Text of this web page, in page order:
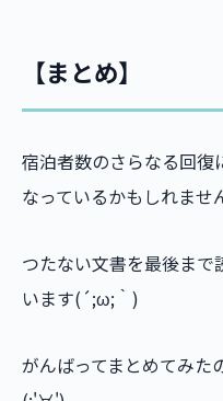
【まとめ】
宿泊者数のさらなる回復
なっているかもしれませ
つたない文書を最後まで
います(´;ω;｀)
がんばってまとめてみた